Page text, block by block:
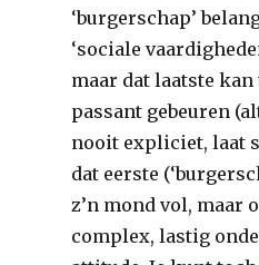
‘burgerschap’
‘sociale
maar dat laatste
passant gebeuren
nooit expliciet, laat
dat eerste
z’n mond vol, maar
complex, lastig